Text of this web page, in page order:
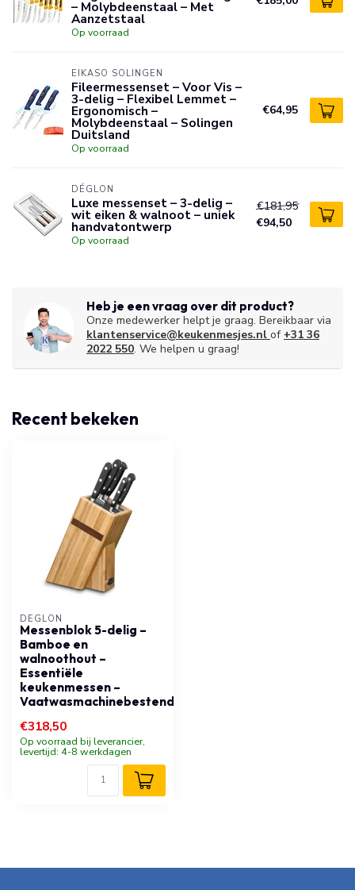
– Molybdeenstaal – Met
Aanzetstaal
Op voorraad
EIKASO SOLINGEN
Fileermessenset – Voor Vis –
3-delig – Flexibel Lemmet –
Ergonomisch –
Molybdeenstaal – Solingen
Duitsland
Op voorraad
€64,95
DÉGLON
Luxe messenset – 3-delig –
wit eiken & walnoot – uniek
handvatontwerp
Op voorraad
€181,95
€94,50
Heb je een vraag over dit product?
Onze medewerker helpt je graag. Bereikbaar via
klantenservice@keukenmesjes.nl of +31 36
2022 550. We helpen u graag!
Recent bekeken
DÉGLON
Messenblok 5-delig –
Bamboe en
walnoothout –
Essentiële
keukenmessen –
Vaatwasmachinebestendig
€318,50
Op voorraad bij leverancier,
levertijd: 4-8 werkdagen